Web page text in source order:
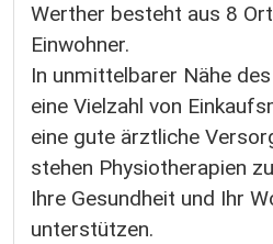
Werther besteht aus 8
Einwohner.
In unmittelbarer Nähe
eine Vielzahl von
eine gute ärztliche
stehen Physiotherapien
Ihre Gesundheit und Ihr
unterstützen.